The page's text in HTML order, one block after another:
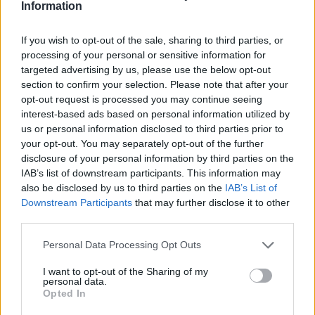
Information
If you wish to opt-out of the sale, sharing to third parties, or
processing of your personal or sensitive information for
targeted advertising by us, please use the below opt-out
section to confirm your selection. Please note that after your
opt-out request is processed you may continue seeing
interest-based ads based on personal information utilized by
us or personal information disclosed to third parties prior to
your opt-out. You may separately opt-out of the further
disclosure of your personal information by third parties on the
IAB’s list of downstream participants. This information may
also be disclosed by us to third parties on the IAB’s List of
Downstream Participants that may further disclose it to other
Please note that this website/app uses one or more Google
not limited to your visit or usage behaviour. You may click to
grant or deny consent to Google and its third-party tags to
use your data for below specified purposes in below Google
Personal Data Processing Opt Outs
I want to opt-out of the Sharing of my
personal data.
Opted In
legerősebbnek.
2026. február 22. vasárnap, 08:09
Hamilton: Egy pillanatra elfelejtettem, ki vagyok
Imádja az F1-et, a csapatát és a munkáját, és nem megy